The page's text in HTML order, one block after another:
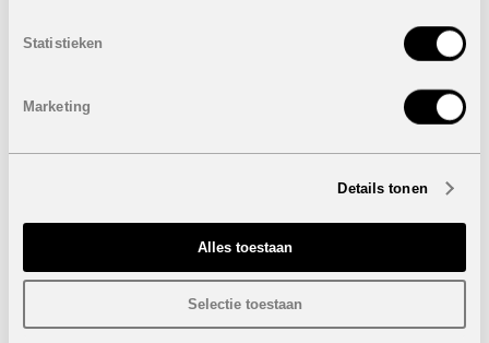
Statistieken
Marketing
Details tonen
Alles toestaan
Selectie toestaan
2 Badkamers
Terrassen: van 131 m² tot 134 m²
Tuin: van 21 m² tot 140 m²
Prijzen van667.000 eurotot737.000 euro
Eigenschappen geschakelde woningen Blok 3:
3 Slaapkamers
Bebouwde oppervlakte: van 150 m² tot 199 m²
Tuin: van 17 m² tot 110 m²